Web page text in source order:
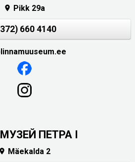
 Pikk 29a
660 4140
ПЕТРА I
 Mäekalda 2